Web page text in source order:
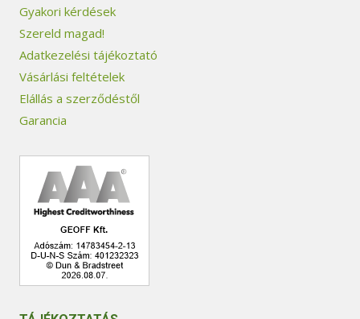
Gyakori kérdések
Szereld magad!
Adatkezelési tájékoztató
Vásárlási feltételek
Elállás a szerződéstől
Garancia